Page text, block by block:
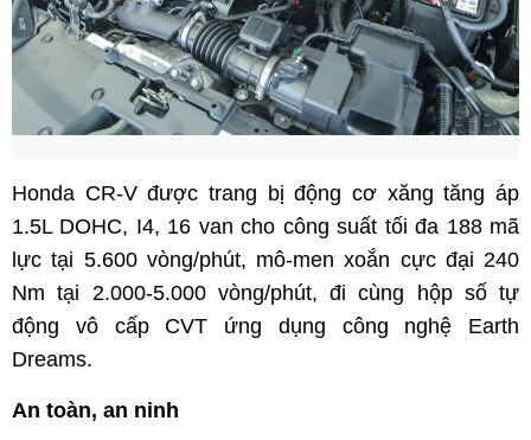
Honda CR-V được trang bị động cơ xăng tăng áp
1.5L DOHC, I4, 16 van cho công suất tối đa 188 mã
lực tại 5.600 vòng/phút, mô-men xoắn cực đại 240
Nm tại 2.000-5.000 vòng/phút, đi cùng hộp số tự
động vô cấp CVT ứng dụng công nghệ Earth
Dreams.
An toàn, an ninh